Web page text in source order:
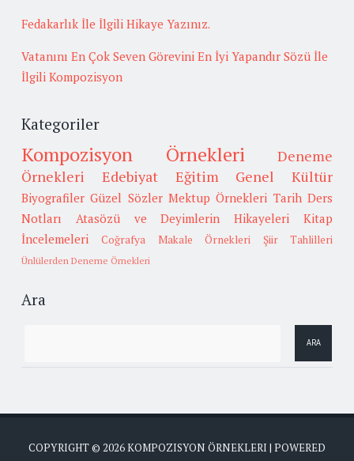
Fedakarlık İle İlgili Hikaye Yazınız.
Vatanını En Çok Seven Görevini En İyi Yapandır Sözü İle
İlgili Kompozisyon
Kategoriler
Kompozisyon Örnekleri
Deneme
Örnekleri
Edebiyat Eğitim Genel Kültür
Biyografiler Güzel Sözler Mektup Örnekleri Tarih Ders
Notları
Atasözü ve Deyimlerin Hikayeleri
Kitap
İncelemeleri
Coğrafya Makale Örnekleri Şiir Tahlilleri
Ünlülerden Deneme Örnekleri
Ara
COPYRIGHT © 2026KOMPOZISYON ÖRNEKLERI | POWERED